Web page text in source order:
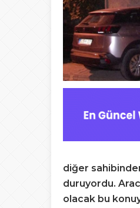
diğer
duruyordu.
olacak bu